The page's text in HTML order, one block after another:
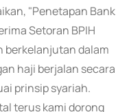
"Penetapan Bank
Setoran BPIH
berkelanjutan dalam
haji berjalan secara
prinsip syariah.
terus kami dorong